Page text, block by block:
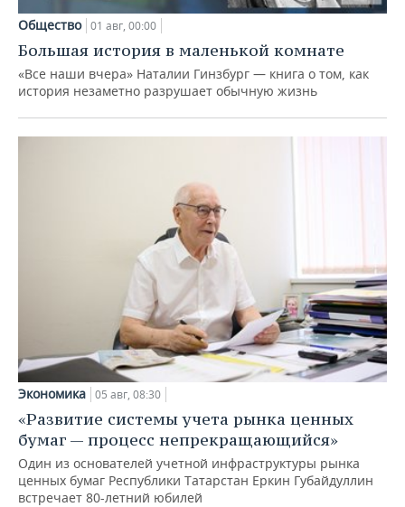
Общество 01 авг, 00:00
Большая история в маленькой комнате
«Все наши вчера» Наталии Гинзбург — книга о том, как
история незаметно разрушает обычную жизнь
Экономика 05 авг, 08:30
«Развитие системы учета рынка ценных
бумаг — процесс непрекращающийся»
Один из основателей учетной инфраструктуры рынка
ценных бумаг Республики Татарстан Еркин Губайдуллин
встречает 80-летний юбилей